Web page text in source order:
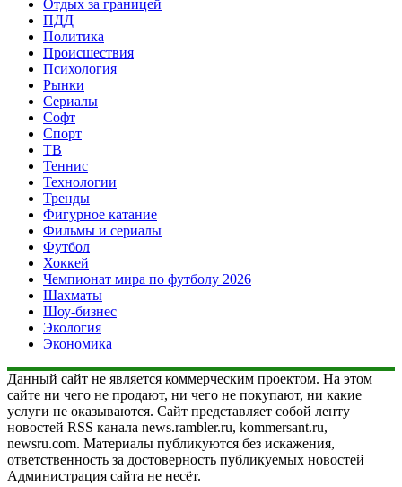
Отдых за границей
ПДД
Политика
Происшествия
Психология
Рынки
Сериалы
Софт
Спорт
ТВ
Теннис
Технологии
Тренды
Фигурное катание
Фильмы и сериалы
Футбол
Хоккей
Чемпионат мира по футболу 2026
Шахматы
Шоу-бизнес
Экология
Экономика
Данный сайт не является коммерческим проектом. На этом
сайте ни чего не продают, ни чего не покупают, ни какие
услуги не оказываются. Сайт представляет собой ленту
новостей RSS канала news.rambler.ru, kommersant.ru,
newsru.com. Материалы публикуются без искажения,
ответственность за достоверность публикуемых новостей
Администрация сайта не несёт.